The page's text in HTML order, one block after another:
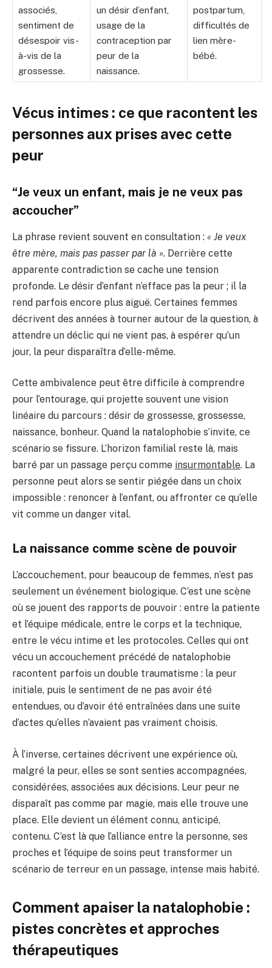
associés,
sentiment de
désespoir vis-
à-vis de la
grossesse.
un désir d’enfant,
usage de la
contraception par
peur de la
naissance.
postpartum,
difficultés de
lien mère-
bébé.
Vécus intimes : ce que racontent les
personnes aux prises avec cette
peur
“Je veux un enfant, mais je ne veux pas
accoucher”
La phrase revient souvent en consultation : « Je veux
être mère, mais pas passer par là ». Derrière cette
apparente contradiction se cache une tension
profonde. Le désir d’enfant n’efface pas la peur ; il la
rend parfois encore plus aiguë. Certaines femmes
décrivent des années à tourner autour de la question, à
attendre un déclic qui ne vient pas, à espérer qu’un
jour, la peur disparaîtra d’elle-même.
Cette ambivalence peut être difficile à comprendre
pour l’entourage, qui projette souvent une vision
linéaire du parcours : désir de grossesse, grossesse,
naissance, bonheur. Quand la natalophobie s’invite, ce
scénario se fissure. L’horizon familial reste là, mais
barré par un passage perçu comme insurmontable. La
personne peut alors se sentir piégée dans un choix
impossible : renoncer à l’enfant, ou affronter ce qu’elle
vit comme un danger vital.
La naissance comme scène de pouvoir
L’accouchement, pour beaucoup de femmes, n’est pas
seulement un événement biologique. C’est une scène
où se jouent des rapports de pouvoir : entre la patiente
et l’équipe médicale, entre le corps et la technique,
entre le vécu intime et les protocoles. Celles qui ont
vécu un accouchement précédé de natalophobie
racontent parfois un double traumatisme : la peur
initiale, puis le sentiment de ne pas avoir été
entendues, ou d’avoir été entraînées dans une suite
d’actes qu’elles n’avaient pas vraiment choisis.
À l’inverse, certaines décrivent une expérience où,
malgré la peur, elles se sont senties accompagnées,
considérées, associées aux décisions. Leur peur ne
disparaît pas comme par magie, mais elle trouve une
place. Elle devient un élément connu, anticipé,
contenu. C’est là que l’alliance entre la personne, ses
proches et l’équipe de soins peut transformer un
scénario de terreur en un passage, intense mais habité.
Comment apaiser la natalophobie :
pistes concrètes et approches
thérapeutiques